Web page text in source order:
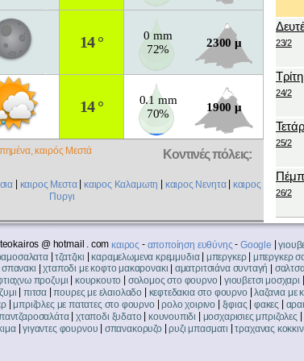
καιρός Μεστά Κοντινές πόλεις:
καιρος Μεστα| καιρος Καλαμωτη καιρος Νενητα| καιρος
Πυργι
23/2
Τρίτη
24/2
25/2
26/2
14 °
0 mm
72%
2300 μ
14 °
0.1 mm
70%
1900 μ
@ hotmail . comκαιρος - αποποίηση ευθύνης - Google |
|τζατζικι |καραμελωμενα κρεμμυδια| μπεργκερ| μπεργκερ
|χταποδι με κοφτο μακαρονακι | αματριτσιάνα συνταγή |
προζυμι κουρκουτο σολομος στο φουρνο γιουβετσι μοσχαρι
πιτσα |πουρες με ελαιολαδο κεφτεδακια στο φουρνο |λαζανια με
|μπριζολες με πατατες στο φουρνο |ρολο χοιρινο ξιφιας φακες
| χταποδι ξυδατο κουνουπιδι μοσχαρισιες μπριζολες |
|γιγαντες φουρνου | σπανακορυζο |ρυζι μπασματι |τραχανας